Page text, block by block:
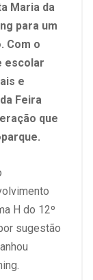
Maria da
para um
Com o
escolar
e
Feira
que
H do 12º
sugestão